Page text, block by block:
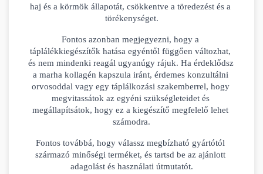
haj és a körmök állapotát, csökkentve a töredezést és a
törékenységet.
Fontos azonban megjegyezni, hogy a
táplálékkiegészítők hatása egyéntől függően változhat,
és nem mindenki reagál ugyanúgy rájuk. Ha érdeklődsz
a marha kollagén kapszula iránt, érdemes konzultálni
orvosoddal vagy egy táplálkozási szakemberrel, hogy
megvitassátok az egyéni szükségleteidet és
megállapítsátok, hogy ez a kiegészítő megfelelő lehet
számodra.
Fontos továbbá, hogy válassz megbízható gyártótól
származó minőségi terméket, és tartsd be az ajánlott
adagolást és használati útmutatót.